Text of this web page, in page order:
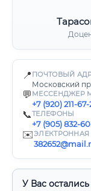
📍 ПОЧТОВЫЙ
Московский
💬 МЕССЕНДЖЕР
+7 (920) 211-67-
📞ТЕЛЕФОНЫ
+7 (905) 832-
✉️ЭЛЕКТРОННАЯ
У Вас